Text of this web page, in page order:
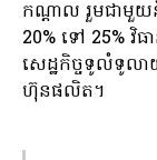
កណ្តាល រួមជាមួយ
20% ទៅ 25% វិ
សេដ្ឋកិច្ចទូលំទូល
ហ៊ុនផលិត។